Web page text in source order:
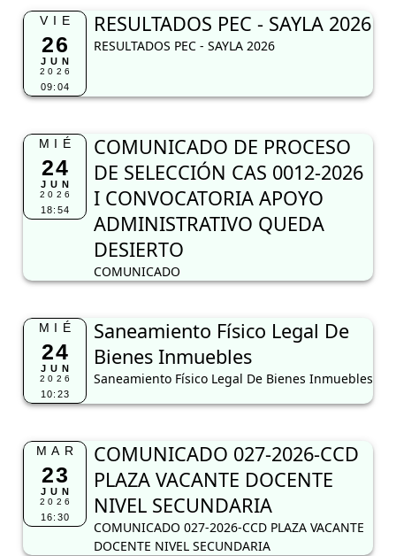
VIE
26
JUN
2026
09:04
RESULTADOS PEC - SAYLA 2026
RESULTADOS PEC - SAYLA 2026
MIÉ
24
JUN
2026
18:54
COMUNICADO DE PROCESO
DE SELECCIÓN CAS 0012-2026
I CONVOCATORIA APOYO
ADMINISTRATIVO QUEDA
DESIERTO
COMUNICADO
MIÉ
24
JUN
2026
10:23
Saneamiento Físico Legal De
Bienes Inmuebles
Saneamiento Físico Legal De Bienes Inmuebles
MAR
23
JUN
2026
16:30
COMUNICADO 027-2026-CCD
PLAZA VACANTE DOCENTE
NIVEL SECUNDARIA
COMUNICADO 027-2026-CCD PLAZA VACANTE
DOCENTE NIVEL SECUNDARIA